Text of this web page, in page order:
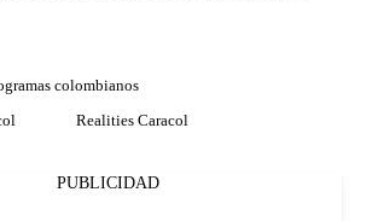
colombianos
Realities Caracol
PUBLICIDAD